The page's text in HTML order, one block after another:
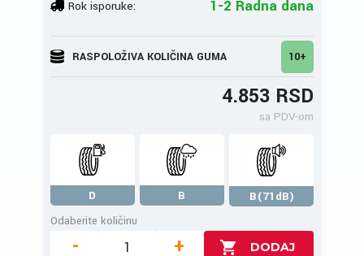
Rok isporuke: 1-2 Radna dana
RASPOLOŽIVA KOLIČINA GUMA 10+
4.853 RSD
sa PDV-om
D B
B(71dB)
Odaberite količinu
- +